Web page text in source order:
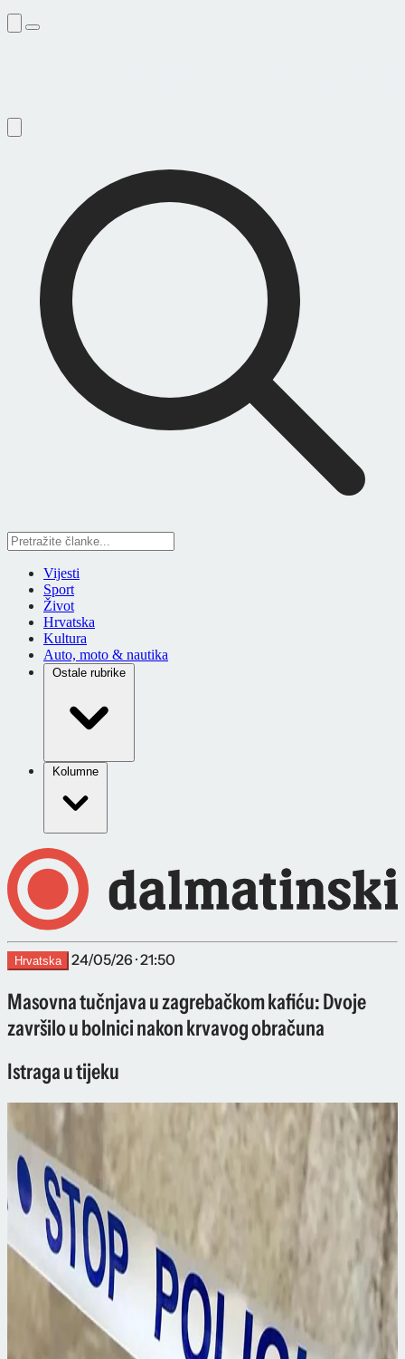
Vijesti
Sport
Život
Hrvatska
Kultura
Auto, moto & nautika
Ostale rubrike
Kolumne
Hrvatska 24/05/26 · 21:50
Masovna tučnjava u zagrebačkom kafiću: Dvoje
završilo u bolnici nakon krvavog obračuna
Istraga u tijeku